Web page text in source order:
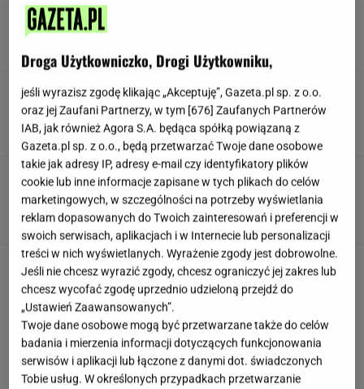
Popularny napój wycofany ze sprzedaży.
Czarnecki zawieszony w PiS. "Zrobi
wszystko, żeby wrócić do Brukseli"
SUBSKRYPCJA
Wachowicz ujawnia prawdę o
prowadzeniu restauracji. Z tym się boryka
Z. KWASEK,
M. WOLNIAK
Droga Użytkowniczko, Drogi Użytkowniku,
jeśli wyrazisz zgodę klikając „Akceptuję”, Gazeta.pl sp. z o.o.
oraz jej Zaufani Partnerzy, w tym [676] Zaufanych Partnerów
IAB, jak również Agora S.A. będąca spółką powiązaną z
Gazeta.pl sp. z o.o., będą przetwarzać Twoje dane osobowe
takie jak adresy IP, adresy e-mail czy identyfikatory plików
cookie lub inne informacje zapisane w tych plikach do celów
marketingowych, w szczególności na potrzeby wyświetlania
reklam dopasowanych do Twoich zainteresowań i preferencji w
swoich serwisach, aplikacjach i w Internecie lub personalizacji
treści w nich wyświetlanych. Wyrażenie zgody jest dobrowolne.
Jeśli nie chcesz wyrazić zgody, chcesz ograniczyć jej zakres lub
chcesz wycofać zgodę uprzednio udzieloną przejdź do
„Ustawień Zaawansowanych”.
Twoje dane osobowe mogą być przetwarzane także do celów
badania i mierzenia informacji dotyczących funkcjonowania
serwisów i aplikacji lub łączone z danymi dot. świadczonych
Tobie usług. W określonych przypadkach przetwarzanie